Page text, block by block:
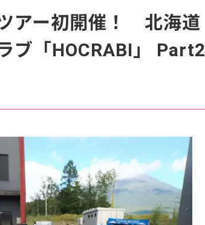
アー初開催！ 北海道
ブ「HOCRABI」 Part2